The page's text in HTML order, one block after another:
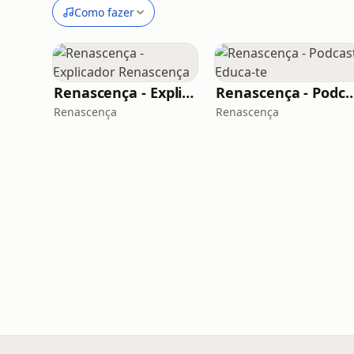
Como fazer
Renascença - Explicador Renascença
Renascença
Renascença -
Renascença